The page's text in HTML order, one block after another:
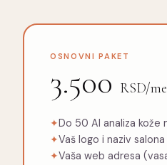
OSNOVNI PAKET
3.500 RSD/
✦Do 50 AI analiza kože
✦Vaš logo i naziv salona
✦Vaša web adresa